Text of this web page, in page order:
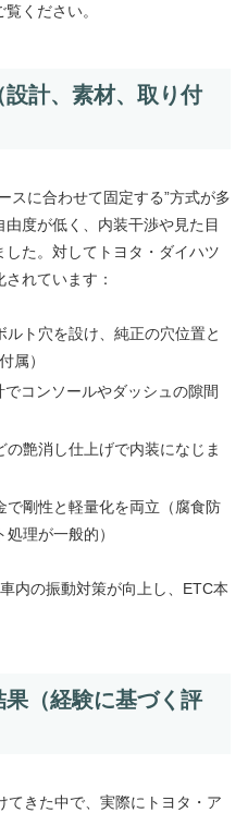
ください。
計、素材、取り付
スに合わせて固定する”方式が多
度が低く、内装干渉や見た目
た。対してトヨタ・ダイハツ
れています：
ト穴を設け、純正の穴位置と
属）
コンソールやダッシュの隙間
艶消し仕上げで内装になじま
で剛性と軽量化を両立（腐食防
理が一般的）
内の振動対策が向上し、ETC本
（経験に基づく評
てきた中で、実際にトヨタ・ア